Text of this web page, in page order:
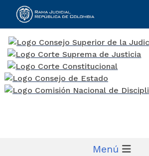
Rama Judicial
Menú